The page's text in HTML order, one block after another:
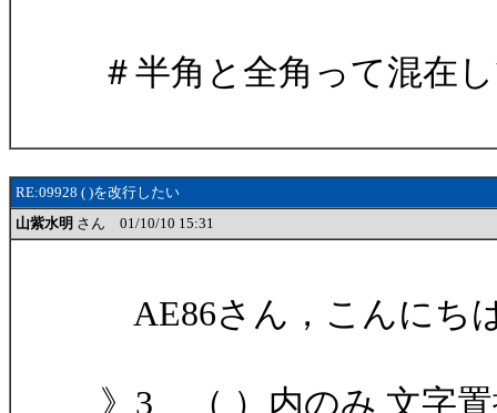
＃半角と全角って混在
RE:09928 ( )を改行したい
山紫水明 さん 01/10/10 15:31
AE86さん，こんにち
》3 （ ）内のみ 文字